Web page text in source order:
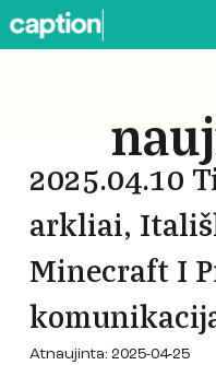
2025.04.10
arkliai,
Minecraft I
Atnaujinta: 2025-04-25